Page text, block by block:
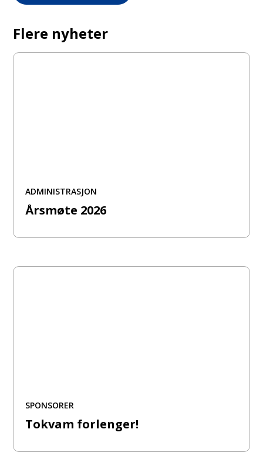
Flere nyheter
ADMINISTRASJON
Årsmøte 2026
SPONSORER
Tokvam forlenger!